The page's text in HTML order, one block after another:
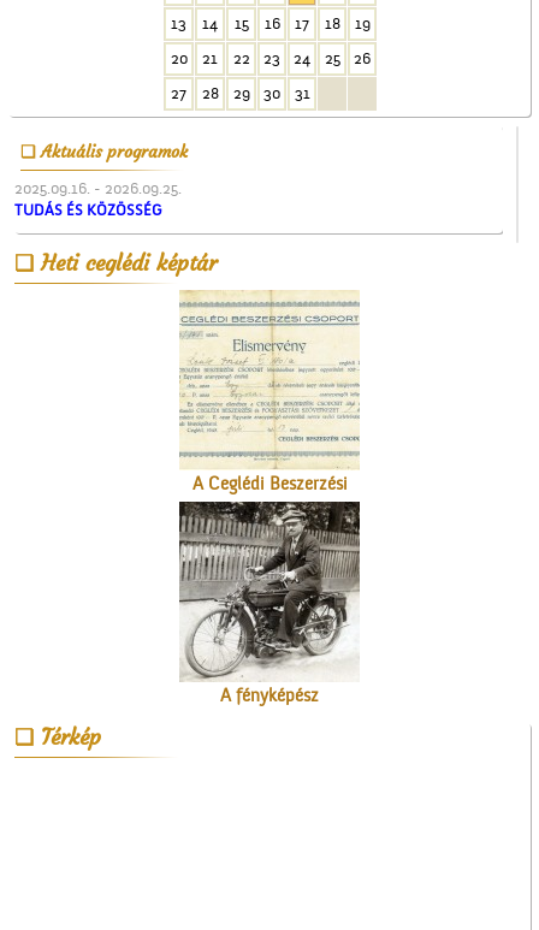
13 14 15 16 17 18
19
20
21 22 23 24 25
26
27
28 29 30 31
Aktuális programok
2025.09.16. - 2026.09.25.
TUDÁS ÉS KÖZÖSSÉG
Heti ceglédi képtár
A Vasútépítő- és
Karbantartó
Műkedvelő színjátszók
Cegléden
A Ceglédi Beszerzési
Csoport
A fényképész
Térkép